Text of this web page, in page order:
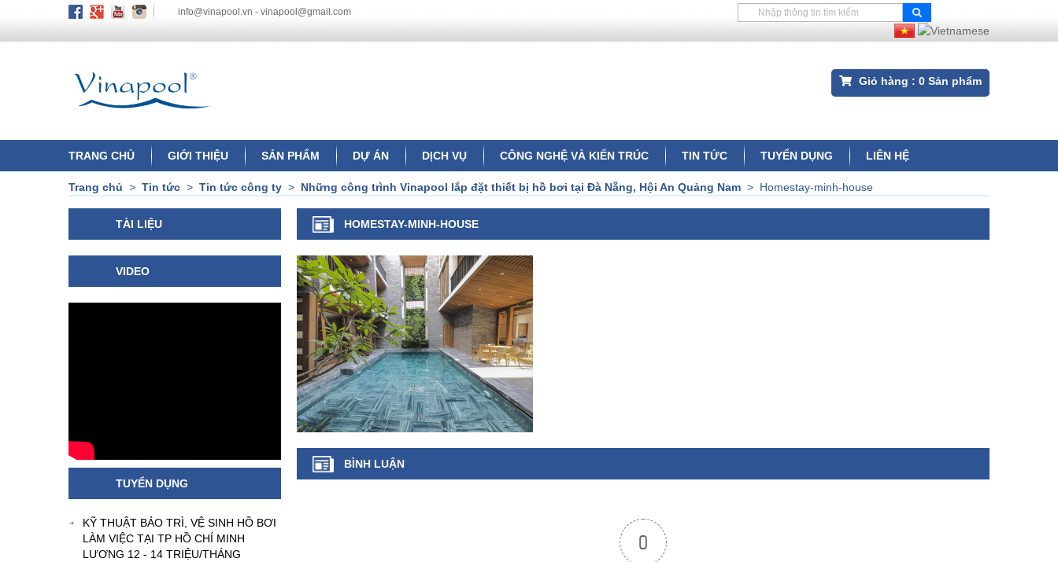
info@vinapool.vn - vinapool@gmail.com
Giỏ hàng : 0 Sản phẩm
TRANG CHỦ GIỚI THIỆU SẢN PHẨM DỰ ÁN DỊCH VỤ CÔNG NGHỆ VÀ KIẾN TRÚC TIN TỨC TUYỂN DỤNG LIÊN HỆ
Trang chủ > Tin tức > Tin tức công ty > Những công trình Vinapool lắp đặt thiết bị hồ bơi tại Đà Nẵng, Hội An Quảng Nam > Homestay-minh-house
TÀI LIỆU
VIDEO
TUYỂN DỤNG
KỸ THUẬT BẢO TRÌ, VỆ SINH HỒ BƠI
LÀM VIỆC TẠI TP HỒ CHÍ MINH
LƯƠNG 12 - 14 TRIỆU/THÁNG
HOMESTAY-MINH-HOUSE
BÌNH LUẬN
0